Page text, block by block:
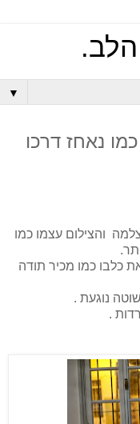
הלב.
▼
נאחז דרכו
והצילום עצמו כמו
כלבו כמו מכיר תודה
נוגעת .
.